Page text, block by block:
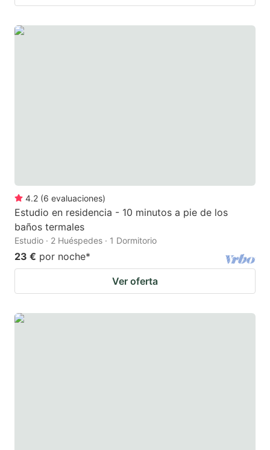
4.2 (6 evaluaciones)
Estudio en residencia - 10 minutos a pie de los
baños termales
Estudio · 2 Huéspedes · 1 Dormitorio
23 € por noche*
Ver oferta